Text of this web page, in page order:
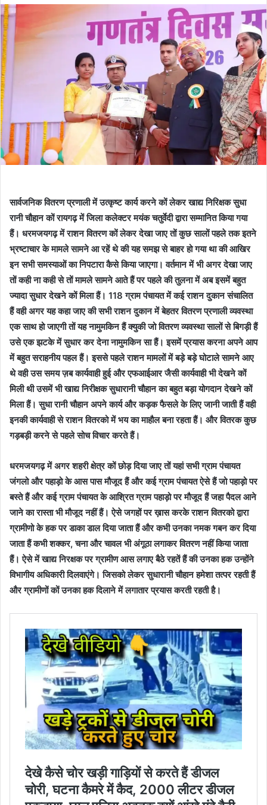
सार्वजनिक वितरण प्रणाली में उत्कृष्ट कार्य करने कों लेकर खाद्य निरिक्षक सुधा
रानी चौहान कों रायगढ़ में जिला कलेक्टर मयंक चतुर्वेदी द्वारा सम्मानित किया गया
हैं। धरमजयगढ़ में राशन वितरण कों लेकर देखा जाए तों कुछ सालों पहले तक इतने
भ्रष्टाचार के मामले सामने आ रहें थे की यह समझ से बाहर हो गया था की आखिर
इन सभी समस्याओं का निपटारा कैसे किया जाएगा। वर्तमान में भी अगर देखा जाए
तों कही ना कही से तों मामले सामने आते हैं पर पहले की तुलना में अब इसमें बहुत
ज्यादा सुधार देखने कों मिला हैं। 118 ग्राम पंचायत में कई राशन दुकान संचालित
हैं वही अगर यह कहा जाए की सभी राशन दुकान में बेहतर वितरण प्रणाली व्यवस्था
एक साथ हो जाएगी तों यह नामुमकिन हैं क्युकी जो वितरण व्यवस्था सालों से बिगड़ी हैं
उसे एक झटके में सुधार कर देना नामुमकिन सा हैं। इसमें प्रयास करना अपने आप
में बहुत सराहनीय पहल हैं। इससे पहले राशन मामलों में बड़े बड़े घोटाले सामने आए
थे वही उस समय ज़ब कार्यवाही हुई और एफआईआर जैसी कार्यवाही भी देखने कों
मिली थी उसमें भी खाद्य निरीक्षक सुधारानी चौहान का बहुत बड़ा योगदान देखने कों
मिला हैं। सुधा रानी चौहान अपने कार्य और कड़क फैसले के लिए जानी जाती हैं वही
इनकी कार्यवाही से राशन वितरको में भय का माहौल बना रहता हैं। और वितरक कुछ
गड़बड़ी करने से पहले सोच विचार करते हैं।
धरमजयगढ़ में अगर शहरी क्षेत्र कों छोड़ दिया जाए तों यहां सभी ग्राम पंचायत
जंगलो और पहाड़ो के आस पास मौजूद हैं और कई ग्राम पंचायत ऐसे हैं जो पहाड़ो पर
बस्ते हैं और कई ग्राम पंचायत के आश्रित ग्राम पहाड़ो पर मौजूद हैं जहा पैदल आने
जाने का रास्ता भी मौजूद नहीं हैं। ऐसे जगहों पर ख़ास करके राशन वितरको द्वारा
ग्रामीणो के हक पर डाका डाल दिया जाता हैं और कभी उनका नमक गबन कर दिया
जाता हैं कभी शक्कर, चना और चावल भी अंगूठा लगाकर वितरण नहीं किया जाता
हैं। ऐसे में खाद्य निरक्षक पर ग्रामीण आस लगाए बैठे रहतें हैं की उनका हक उन्होंने
विभागीय अधिकारी दिलवाएंगे। जिसको लेकर सुधारानी चौहान हमेशा तत्पर रहती हैं
और ग्रामीणों कों उनका हक दिलाने में लगातार प्रयास करती रहती है।